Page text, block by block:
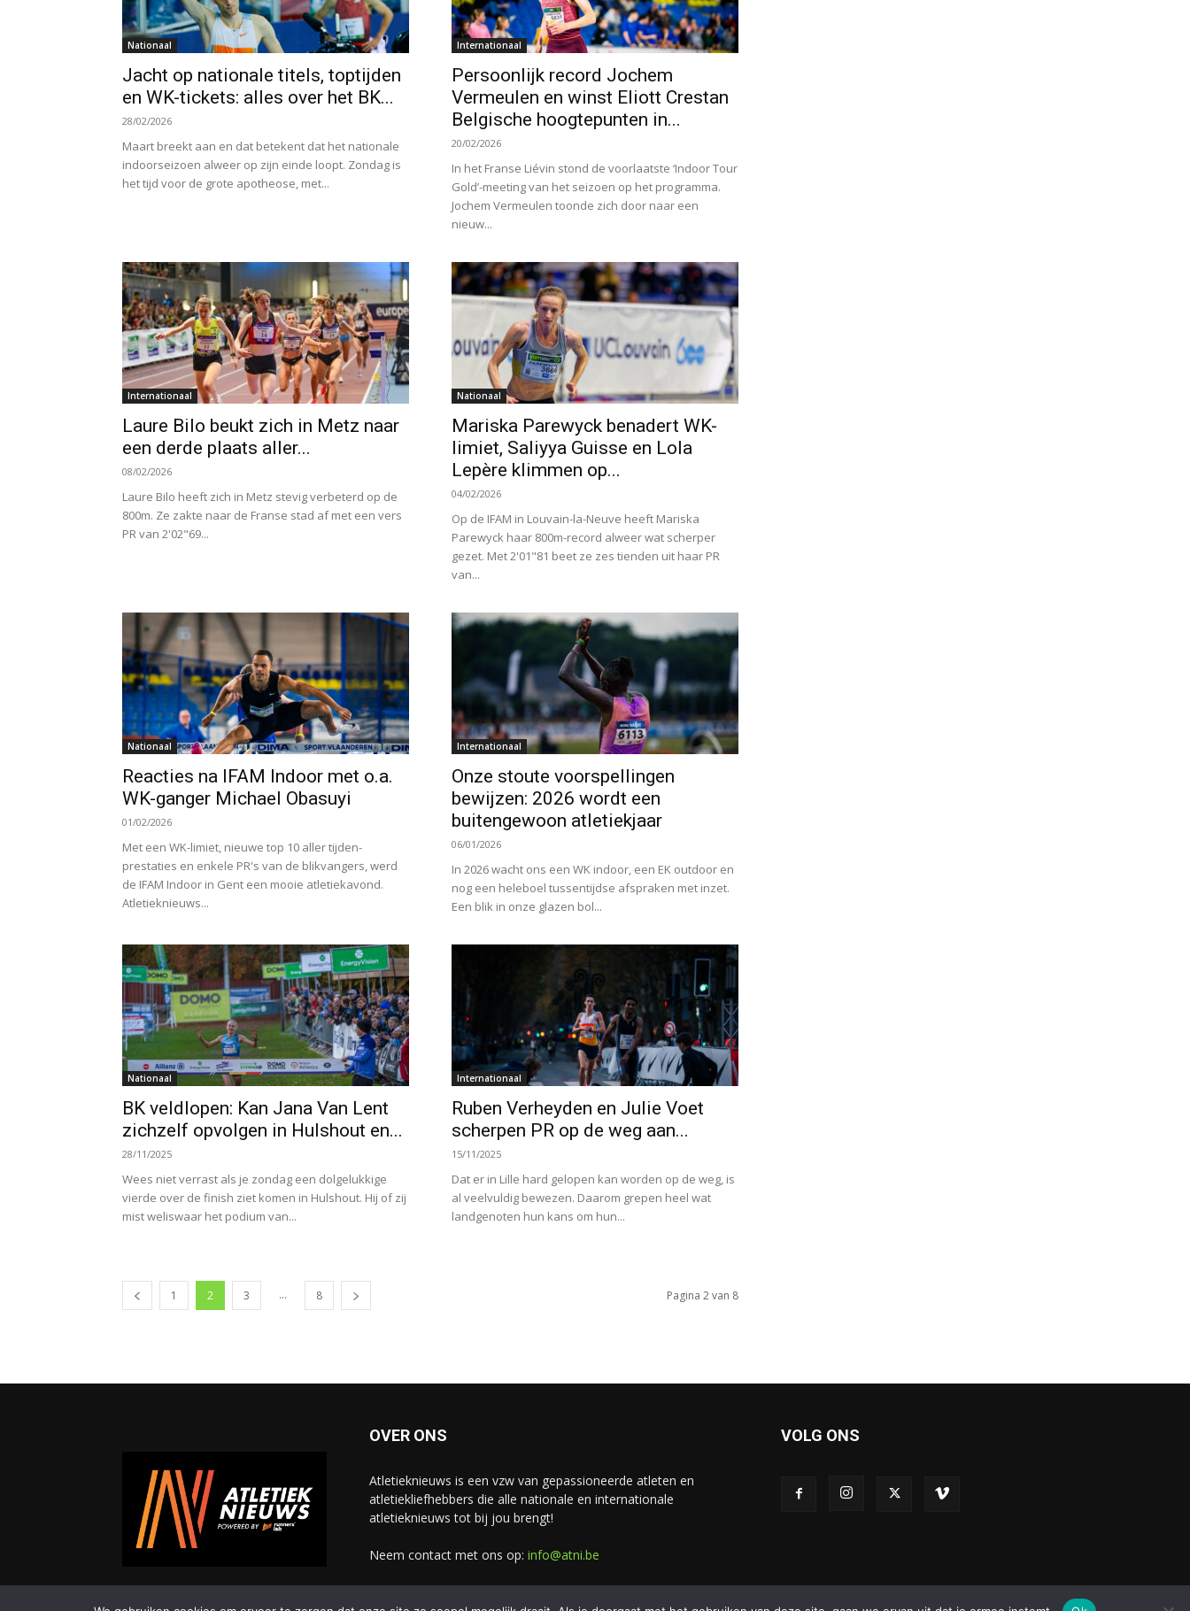
Nationaal
Jacht op nationale titels, toptijden
en WK-tickets: alles over het BK...
28/02/2026
Maart breekt aan en dat betekent dat het nationale
indoorseizoen alweer op zijn einde loopt. Zondag is
het tijd voor de grote apotheose, met...
Internationaal
Persoonlijk record Jochem
Vermeulen en winst Eliott Crestan
Belgische hoogtepunten in...
20/02/2026
In het Franse Liévin stond de voorlaatste ‘Indoor Tour
Gold’-meeting van het seizoen op het programma.
Jochem Vermeulen toonde zich door naar een
nieuw...
Internationaal
Laure Bilo beukt zich in Metz naar
een derde plaats aller...
08/02/2026
Laure Bilo heeft zich in Metz stevig verbeterd op de
800m. Ze zakte naar de Franse stad af met een vers
PR van 2'02"69...
Nationaal
Mariska Parewyck benadert WK-
limiet, Saliyya Guisse en Lola
Lepère klimmen op...
04/02/2026
Op de IFAM in Louvain-la-Neuve heeft Mariska
Parewyck haar 800m-record alweer wat scherper
gezet. Met 2'01"81 beet ze zes tienden uit haar PR
van...
Nationaal
Reacties na IFAM Indoor met o.a.
WK-ganger Michael Obasuyi
01/02/2026
Met een WK-limiet, nieuwe top 10 aller tijden-
prestaties en enkele PR's van de blikvangers, werd
de IFAM Indoor in Gent een mooie atletiekavond.
Atletieknieuws...
Internationaal
Onze stoute voorspellingen
bewijzen: 2026 wordt een
buitengewoon atletiekjaar
06/01/2026
In 2026 wacht ons een WK indoor, een EK outdoor en
nog een heleboel tussentijdse afspraken met inzet.
Een blik in onze glazen bol...
Nationaal
BK veldlopen: Kan Jana Van Lent
zichzelf opvolgen in Hulshout en...
28/11/2025
Wees niet verrast als je zondag een dolgelukkige
vierde over de finish ziet komen in Hulshout. Hij of zij
mist weliswaar het podium van...
Internationaal
Ruben Verheyden en Julie Voet
scherpen PR op de weg aan...
15/11/2025
Dat er in Lille hard gelopen kan worden op de weg, is
al veelvuldig bewezen. Daarom grepen heel wat
landgenoten hun kans om hun...
1 2 3 ... 8 Pagina 2 van 8
OVER ONS
Atletieknieuws is een vzw van gepassioneerde atleten en
atletiekliefhebbers die alle nationale en internationale
atletieknieuws tot bij jou brengt!
Neem contact met ons op: info@atni.be
VOLG ONS